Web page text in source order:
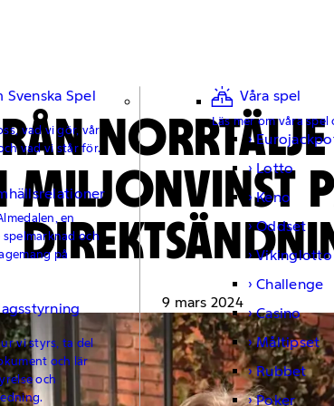
Svenska Spel
vad vi gör, vår
vad vi står för.
en
och
på
vi styrs, ta del
och lär
och
Våra spel
Läs mer om våra
Lotto
Keno
Oddset
Vikinglotto
Challenge
Casino
Måltipset
Rubbet
Poker
MILJONVINST
9 mars 2024